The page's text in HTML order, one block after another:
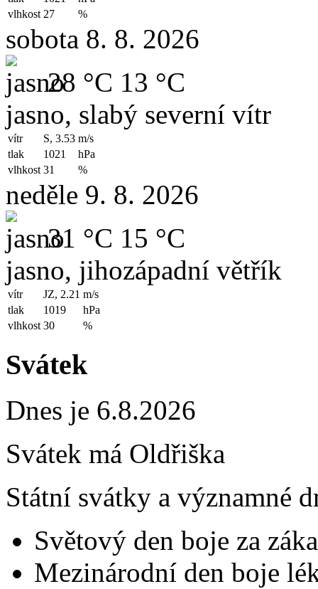
vlhkost 27 %
sobota 8. 8. 2026
28 °C 13 °C
jasno, slabý severní vítr
vítr S, 3.53 m/s
tlak
1021
hPa
vlhkost 31 %
neděle 9. 8. 2026
31 °C 15 °C
jasno, jihozápadní větřík
vítr JZ, 2.21 m/s
tlak
1019
hPa
vlhkost 30 %
Svátek
Dnes je 6.8.2026
Svátek má Oldřiška
Státní svátky a významné
Světový den boje za
Mezinárodní den boje